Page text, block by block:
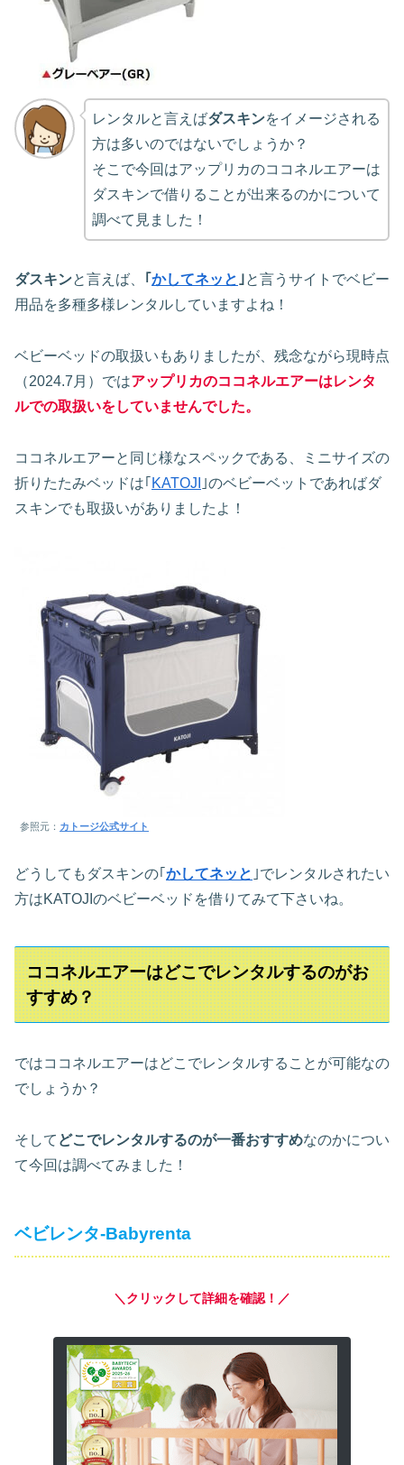
レンタルと言えばダスキンをイメージされる
方は多いのではないでしょうか？
そこで今回はアップリカのココネルエアーは
ダスキンで借りることが出来るのかについて
調べて見ました！
ダスキンと言えば、 ｢ かしてネッと ｣と言うサイトでベビー
用品を多種多様レンタルしていますよね！
ベビーベッドの取扱いもありましたが、残念ながら現時点
（2024.7月）ではアップリカのココネルエアーはレンタ
ルでの取扱いをしていませんでした。
ココネルエアーと同じ様なスペックである、ミニサイズの
折りたたみベッドは｢ KATOJI ｣のベビーベットであればダ
スキンでも取扱いがありましたよ！
参照元： カトージ公式サイト
どうしてもダスキンの｢ かしてネッと ｣でレンタルされたい
方はKATOJIのベビーベッドを借りてみて下さいね。
ココネルエアーはどこでレンタルするのがお
すすめ？
ではココネルエアーはどこでレンタルすることが可能なの
でしょうか？
そして どこでレンタルするのが一番おすすめなのかについ
て今回は調べてみました！
ベビレンタ-Babyrenta
＼クリックして詳細を確認！／